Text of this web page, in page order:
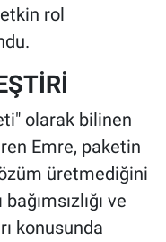
rol
olarak bilinen
Emre, paketin
üretmediğini
ve
konusunda